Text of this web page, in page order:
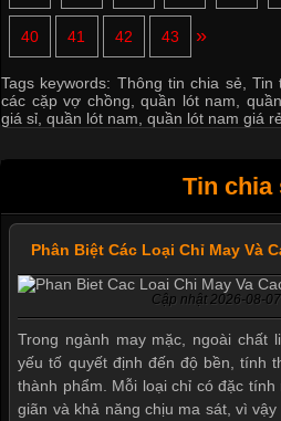
40 41 42 43 »
Tags keywords: Thông tin chia sẻ ,Tin
các cặp vợ chồng
quần lót nam
giá sỉ quần lót nam quần lót nam giá rẻ
Tin chia
Phân Biệt Các Loại Chỉ May Và
Cập nhật 2026-08-
Trong ngành may mặc, ngoài chất
yếu tố quyết định đến độ bền, tính
thành phẩm. Mỗi loại chỉ có đặc
giãn và khả năng chịu ma sát, vì